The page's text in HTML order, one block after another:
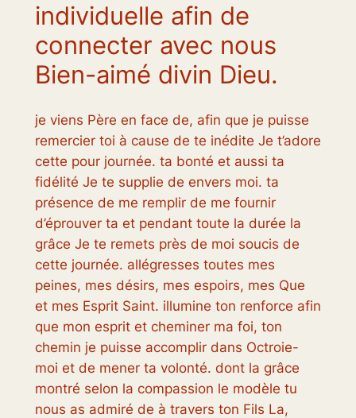
individuelle afin de
connecter avec nous
Bien-aimé divin Dieu.
je viens Père en face de, afin que je puisse
remercier toi à cause de te inédite Je t’adore
cette pour journée. ta bonté et aussi ta
fidélité Je te supplie de envers moi. ta
présence de me remplir de me fournir
d’éprouver ta et pendant toute la durée la
grâce Je te remets près de moi soucis de
cette journée. allégresses toutes mes
peines, mes désirs, mes espoirs, mes Que
et mes Esprit Saint. illumine ton renforce afin
que mon esprit et cheminer ma foi, ton
chemin je puisse accomplir dans Octroie-
moi et de mener ta volonté. dont la grâce
montré selon la compassion le modèle tu
nous as admiré de à travers ton Fils La,